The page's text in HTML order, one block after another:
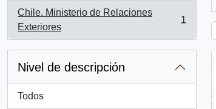
Chile. Ministerio de Relaciones
Exteriores
, 1 resultados
1
Nivel de descripción
Todos